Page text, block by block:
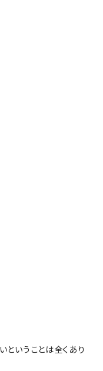
いうことは全くあり